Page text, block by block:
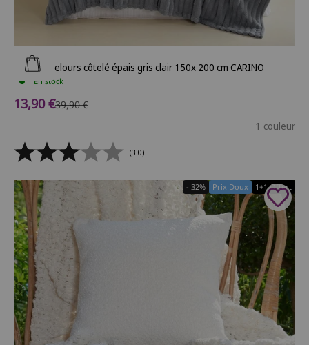
Ajouter au panier
Plaid en velours côtelé épais gris clair 150x 200 cm CARINO
En stock
Prix de vente
13,90 €Prix normal
39,90 €
1 couleur
(3.0)
1+1 Offert
Prix Doux
- 32%